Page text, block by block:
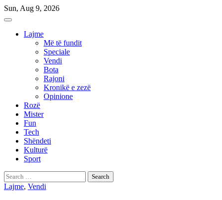
Skip
to
Sun, Aug 9, 2026
Lajme
Më të fundit
Speciale
Vendi
Bota
Rajoni
Kronikë e zezë
Opinione
Rozë
Mister
Fun
Tech
Shëndeti
Kulturë
Sport
Search
for:
Lajme, Vendi